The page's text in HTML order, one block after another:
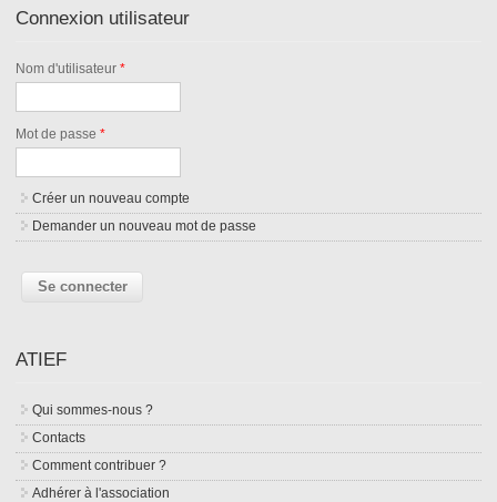
Connexion utilisateur
Nom d'utilisateur*
Mot de passe*
Créer un nouveau compte
Demander un nouveau mot de passe
ATIEF
Qui sommes-nous ?
Contacts
Comment contribuer ?
Adhérer à l'association